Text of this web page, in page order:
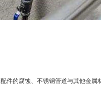
件的腐蚀、不锈钢管道与其他金